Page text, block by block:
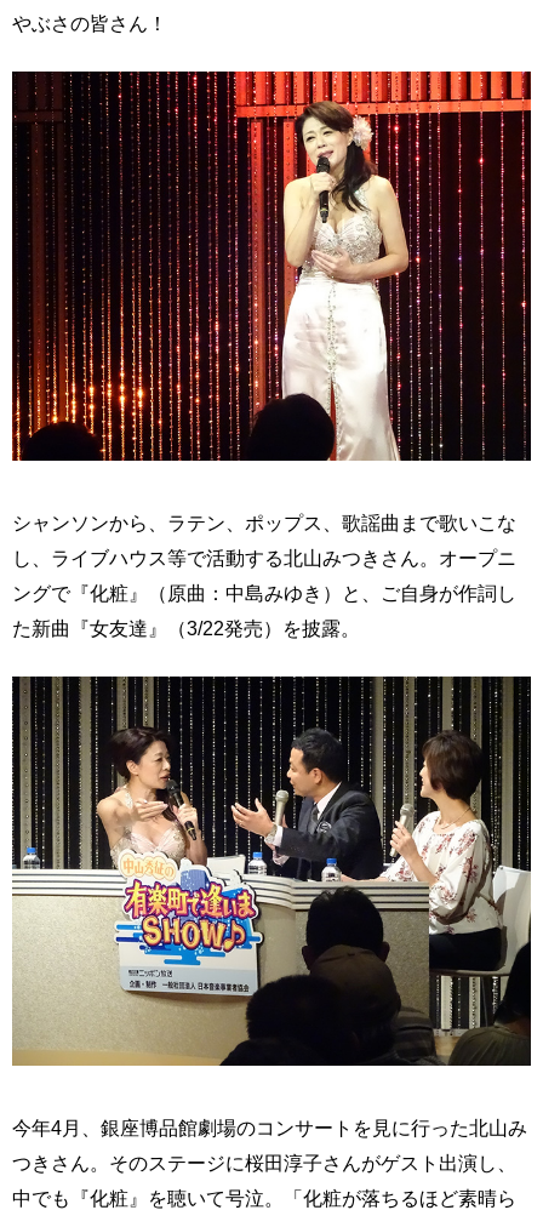
やぶさの皆さん！
シャンソンから、ラテン、ポップス、歌謡曲まで歌いこな
し、ライブハウス等で活動する北山みつきさん。オープニ
ングで『化粧』（原曲：中島みゆき）と、ご自身が作詞し
た新曲『女友達』（3/22発売）を披露。
今年4月、銀座博品館劇場のコンサートを見に行った北山み
つきさん。そのステージに桜田淳子さんがゲスト出演し、
中でも『化粧』を聴いて号泣。「化粧が落ちるほど素晴ら